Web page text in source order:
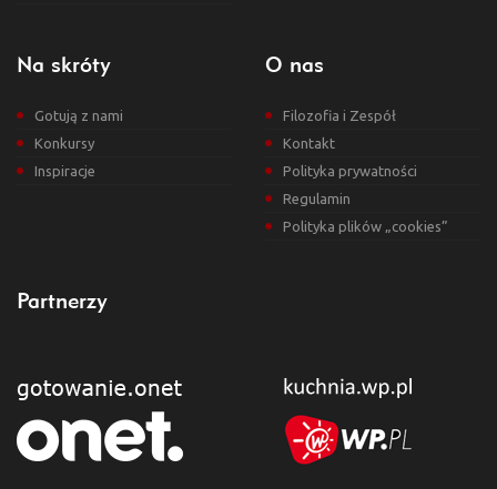
Na skróty
Gotują z nami
Konkursy
Inspiracje
O nas
Filozofia i Zespół
Kontakt
Polityka prywatności
Regulamin
Polityka plików „cookies”
Partnerzy